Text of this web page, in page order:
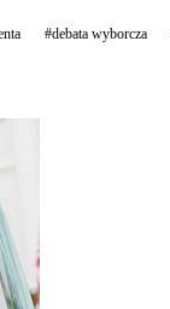
#debata wyborcza